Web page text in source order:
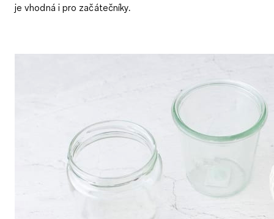
je vhodná i pro začátečníky.